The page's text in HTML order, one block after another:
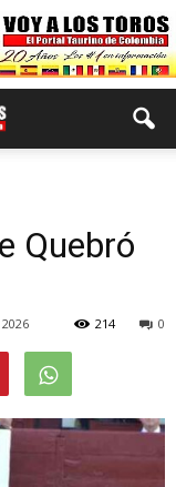
Quebró
0
214